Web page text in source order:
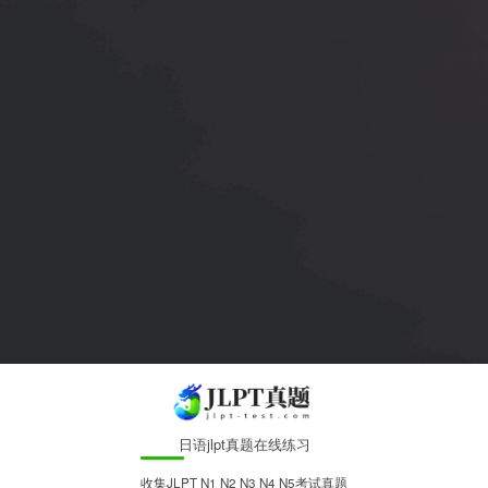
日语jlpt真题在线练习
收集JLPT N1 N2 N3 N4 N5考试真题